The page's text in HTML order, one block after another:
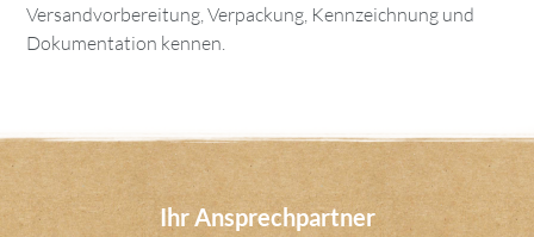
Versandvorbereitung, Verpackung, Kennzeichnung und
Dokumentation kennen.
Ihr Ansprechpartner